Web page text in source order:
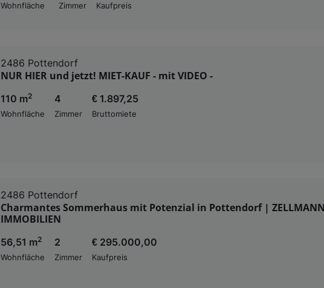
Wohnfläche
Zimmer Kaufpreis
2486 Pottendorf
NUR HIER und jetzt! MIET-KAUF - mit VIDEO -
110 m2
Wohnfläche
4
Zimmer
€ 1.897,25
Bruttomiete
2486 Pottendorf
Charmantes Sommerhaus mit Potenzial in Pottendorf | ZELLMANN
IMMOBILIEN
56,51 m2
Wohnfläche
2
Zimmer
€ 295.000,00
Kaufpreis